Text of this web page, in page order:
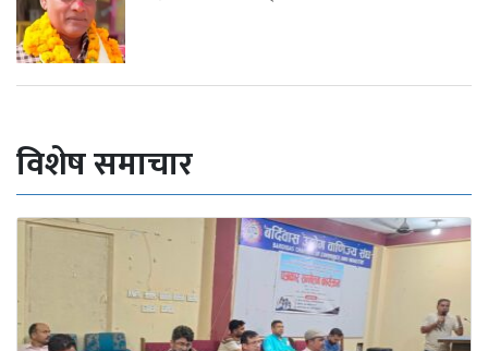
विशेष समाचार